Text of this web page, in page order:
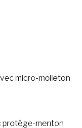
micro-molleton
protège-menton